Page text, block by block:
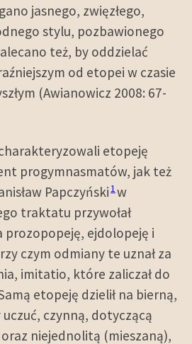
jasnego, zwięzłego,
stylu, pozbawionego
też, by oddzielać
od etopei w czasie
(Awianowicz 2008: 67-
etopeję
progymnasmatów, jak też
Papczyński1w
traktatu przywołał
prozopopeję, ejdolopeję i
czym odmiany te uznał za
imitatio, które zaliczał do
etopeję dzielił na bierną,
czynną, dotyczącą
niejednolitą (mieszaną),